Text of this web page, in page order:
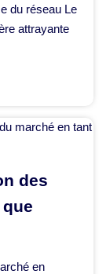
du réseau Le
attrayante
des
en